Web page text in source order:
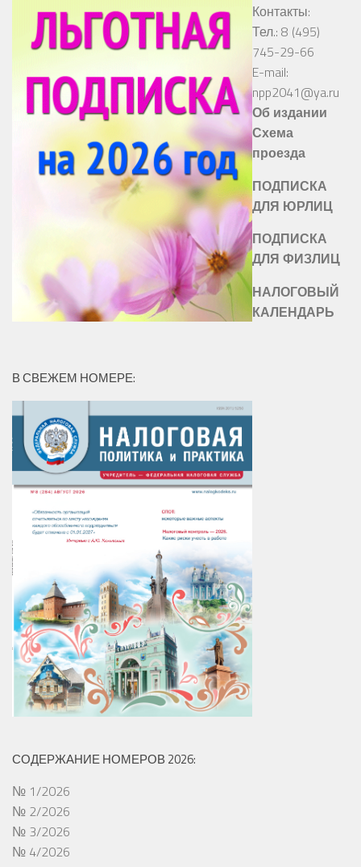
Контакты:
Тел.: 8 (495)
745-29-66
E-mail:
npp2041@ya.ru
Об издании
Схема
проезда
ПОДПИСКА
ДЛЯ ЮРЛИЦ
ПОДПИСКА
ДЛЯ ФИЗЛИЦ
НАЛОГОВЫЙ
КАЛЕНДАРЬ
В СВЕЖЕМ НОМЕРЕ:
СОДЕРЖАНИЕ НОМЕРОВ 2026:
№ 1/2026
№ 2/2026
№ 3/2026
№ 4/2026